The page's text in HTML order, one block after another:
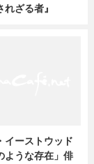
ざる者』
イーストウッド
ような存在」俳